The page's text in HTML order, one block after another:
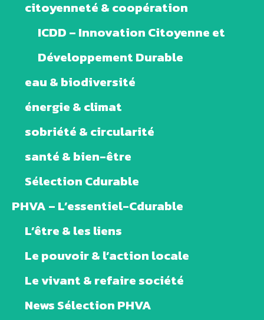
citoyenneté & coopération
ICDD – Innovation Citoyenne et
Développement Durable
eau & biodiversité
énergie & climat
sobriété & circularité
santé & bien-être
Sélection Cdurable
PHVA – L’essentiel-Cdurable
L’être & les liens
Le pouvoir & l’action locale
Le vivant & refaire société
News Sélection PHVA